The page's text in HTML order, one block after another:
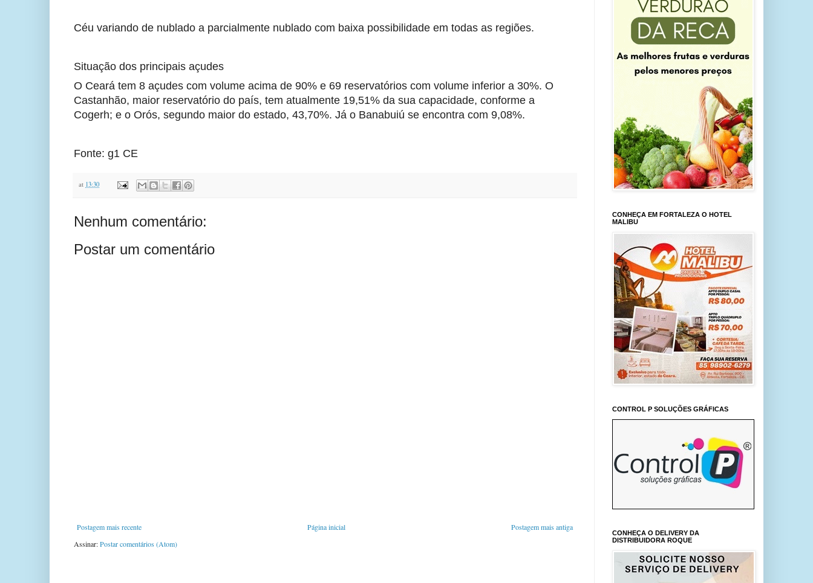
Céu variando de nublado a parcialmente nublado com baixa possibilidade em todas as regiões.
Situação dos principais açudes
O Ceará tem 8 açudes com volume acima de 90% e 69 reservatórios com volume inferior a 30%. O
Castanhão, maior reservatório do país, tem atualmente 19,51% da sua capacidade, conforme a
Cogerh; e o Orós, segundo maior do estado, 43,70%. Já o Banabuiú se encontra com 9,08%.
Fonte: g1 CE
at 13:30
Nenhum comentário:
Postar um comentário
Postagem mais recente Postagem mais antiga
Página inicial
Assinar:Postar comentários (Atom)
CONHEÇA EM FORTALEZA O HOTEL
MALIBU
CONTROL P SOLUÇÕES GRÁFICAS
CONHEÇA O DELIVERY DA
DISTRIBUIDORA ROQUE